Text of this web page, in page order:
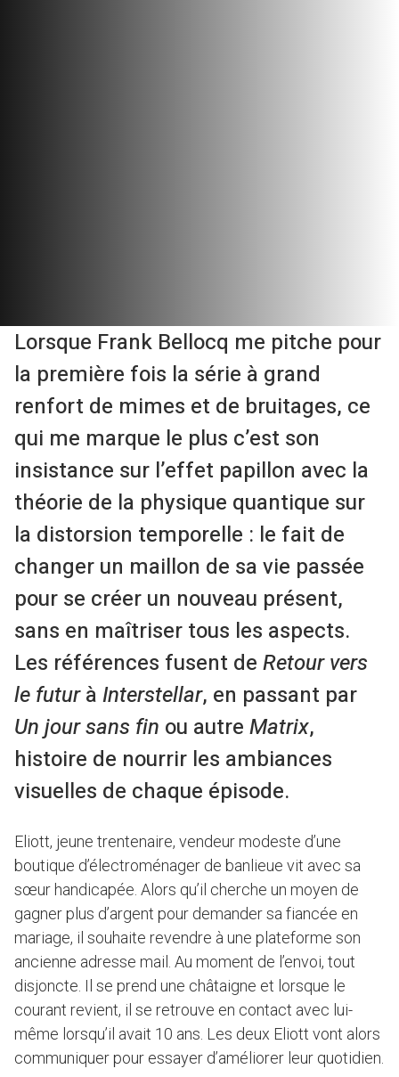
Lorsque Frank Bellocq me pitche pour
la première fois la série à grand
renfort de mimes et de bruitages, ce
qui me marque le plus c’est son
insistance sur l’effet papillon avec la
théorie de la physique quantique sur
la distorsion temporelle : le fait de
changer un maillon de sa vie passée
pour se créer un nouveau présent,
sans en maîtriser tous les aspects.
Les références fusent de Retour vers
le futurà Interstellar, en passant par
Un jour sans fin ou autre Matrix,
histoire de nourrir les ambiances
visuelles de chaque épisode.
Eliott, jeune trentenaire, vendeur modeste d’une
boutique d’électroménager de banlieue vit avec sa
sœur handicapée. Alors qu’il cherche un moyen de
gagner plus d’argent pour demander sa fiancée en
mariage, il souhaite revendre à une plateforme son
ancienne adresse mail. Au moment de l’envoi, tout
disjoncte. Il se prend une châtaigne et lorsque le
courant revient, il se retrouve en contact avec lui-
même lorsqu’il avait 10 ans. Les deux Eliott vont alors
communiquer pour essayer d’améliorer leur quotidien.